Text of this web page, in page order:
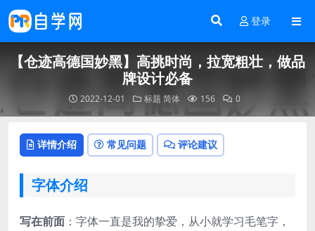
登录
【仓迹高德国妙黑】高挑时尚，拉宽粗壮，做品
牌设计必备
2022-12-01 标题 简体 156 0
详情介绍 常见问题 评论建议
字体介绍
写在前面 ：字体一直是我的挚爱，从小就学习毛笔字，